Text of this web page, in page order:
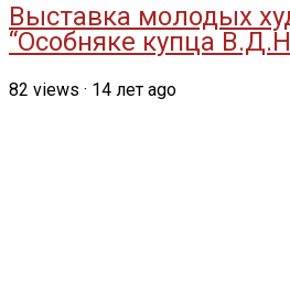
Выставка молодых
“Особняке купца
82 views · 14 лет ago